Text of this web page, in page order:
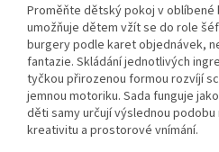
Proměňte dětský pokoj v oblíbené
umožňuje dětem vžít se do role
burgery podle karet objednávek,
fantazie. Skládání jednotlivých
tyčkou přirozenou formou rozvíjí
jemnou motoriku. Sada funguje
děti samy určují výslednou
kreativitu a prostorové vnímání.